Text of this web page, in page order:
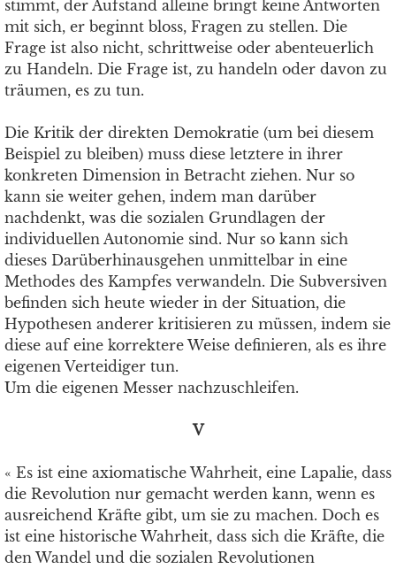
stimmt, der Aufstand alleine bringt keine Antworten
mit sich, er beginnt bloss, Fragen zu stellen. Die
Frage ist also nicht, schrittweise oder abenteuerlich
zu Handeln. Die Frage ist, zu handeln oder davon zu
träumen, es zu tun.
Die Kritik der direkten Demokratie (um bei diesem
Beispiel zu bleiben) muss diese letztere in ihrer
konkreten Dimension in Betracht ziehen. Nur so
kann sie weiter gehen, indem man darüber
nachdenkt, was die sozialen Grundlagen der
individuellen Autonomie sind. Nur so kann sich
dieses Darüberhinausgehen unmittelbar in eine
Methodes des Kampfes verwandeln. Die Subversiven
befinden sich heute wieder in der Situation, die
Hypothesen anderer kritisieren zu müssen, indem sie
diese auf eine korrektere Weise definieren, als es ihre
eigenen Verteidiger tun.
Um die eigenen Messer nachzuschleifen.
V
« Es ist eine axiomatische Wahrheit, eine Lapalie, dass
die Revolution nur gemacht werden kann, wenn es
ausreichend Kräfte gibt, um sie zu machen. Doch es
ist eine historische Wahrheit, dass sich die Kräfte, die
den Wandel und die sozialen Revolutionen